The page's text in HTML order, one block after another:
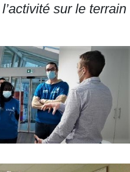
sur le terrain